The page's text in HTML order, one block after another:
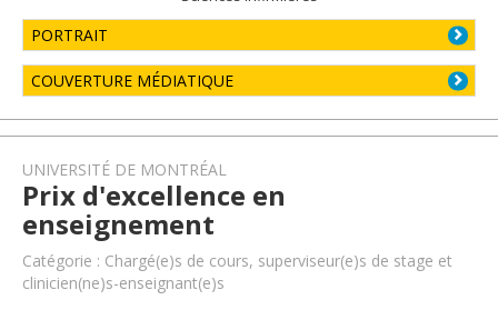
PORTRAIT
COUVERTURE MÉDIATIQUE
UNIVERSITÉ DE MONTRÉAL
Prix d'excellence en
enseignement
Catégorie : Chargé(e)s de cours, superviseur(e)s de stage et
clinicien(ne)s-enseignant(e)s